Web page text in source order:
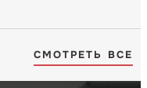
СМОТРЕТЬ ВСЕ